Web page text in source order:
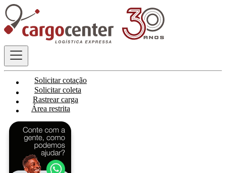
Solicitar cotação
Solicitar coleta
Rastrear carga
Área restrita